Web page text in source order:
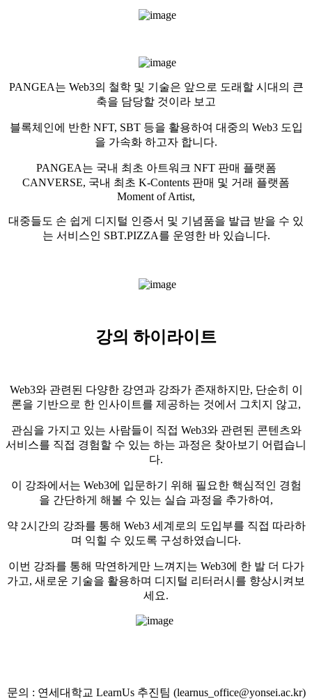
PANGEA는 Web3의 철학 및 기술은 앞으로 도래할 시대의 큰
축을 담당할 것이라 보고
블록체인에 반한 NFT, SBT 등을 활용하여 대중의 Web3 도입
을 가속화 하고자 합니다.
PANGEA는 국내 최초 아트워크 NFT 판매 플랫폼
CANVERSE, 국내 최초 K-Contents 판매 및 거래 플랫폼
Moment of Artist,
대중들도 손 쉽게 디지털 인증서 및 기념품을 발급 받을 수 있
는 서비스인 SBT.PIZZA를 운영한 바 있습니다.
강의 하이라이트
Web3와 관련된 다양한 강연과 강좌가 존재하지만, 단순히 이
론을 기반으로 한 인사이트를 제공하는 것에서 그치지 않고,
관심을 가지고 있는 사람들이 직접 Web3와 관련된 콘텐츠와
서비스를 직접 경험할 수 있는 하는 과정은 찾아보기 어렵습니
다.
이 강좌에서는 Web3에 입문하기 위해 필요한 핵심적인 경험
을 간단하게 해볼 수 있는 실습 과정을 추가하여,
약 2시간의 강좌를 통해 Web3 세계로의 도입부를 직접 따라하
며 익힐 수 있도록 구성하였습니다.
이번 강좌를 통해 막연하게만 느껴지는 Web3에 한 발 더 다가
가고, 새로운 기술을 활용하며 디지털 리터러시를 향상시켜보
세요.
문의 : 연세대학교 LearnUs 추진팀 (learnus_office@yonsei.ac.kr)